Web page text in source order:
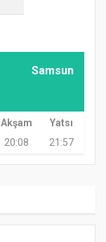
Samsun
Akşam
Yatsı
20:08 21:57